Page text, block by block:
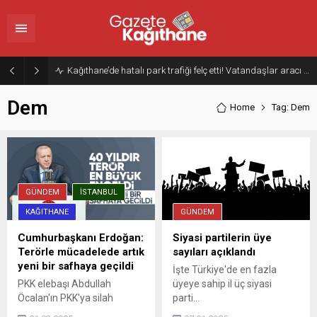
Dem Home Tag: Dem
GÜNDEM İSTANBUL
KAĞITHANE
Cumhurbaşkanı Erdoğan:
Terörle mücadelede artık
yeni bir safhaya geçildi
PKK elebaşı Abdullah
Öcalan'ın PKK'ya silah
GÜNDEM
Siyasi partilerin üye
sayıları açıklandı
İşte Türkiye'de en fazla
üyeye sahip il üç siyasi
parti...